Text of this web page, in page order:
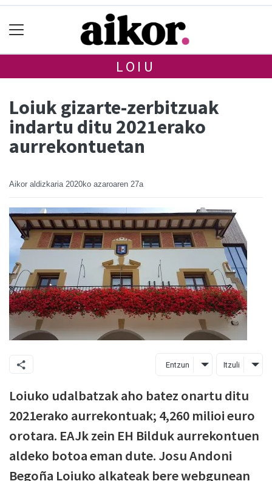
LOIU
Loiuk gizarte-zerbitzuak
indartu ditu 2021erako
aurrekontuetan
Aikor aldizkaria 2020ko azaroaren 27a
Entzun Itzuli
Loiuko udalbatzak aho batez onartu ditu
2021erako aurrekontuak; 4,260 milioi euro
orotara. EAJk zein EH Bilduk aurrekontuen
aldeko botoa eman dute. Josu Andoni
Begoña Loiuko alkateak bere webgunean